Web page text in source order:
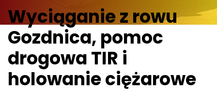
Wyciąganie z rowu
Gozdnica, pomoc
drogowa TIR i
holowanie ciężarowe